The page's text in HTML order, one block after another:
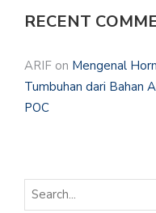
RECENT
ARIF on Mengenal
Tumbuhan dari Bahan
POC